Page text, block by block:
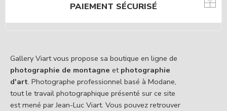
PAIEMENT SÉCURISÉ
Gallery Viart vous propose sa boutique en ligne de
photographie de montagne et photographie
d'art. Photographe professionnel basé à Modane,
tout le travail photographique présenté sur ce site
est mené par Jean-Luc Viart. Vous pouvez retrouver